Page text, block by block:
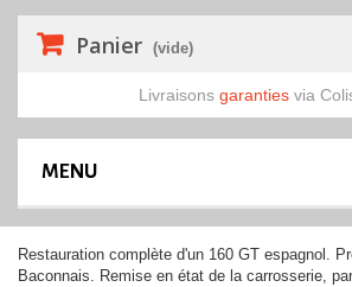
Panier (vide)
Livraisons garanties via
MENU
Restauration complète d'un 160 GT espagnol.
Baconnais. Remise en état de la carrosserie,